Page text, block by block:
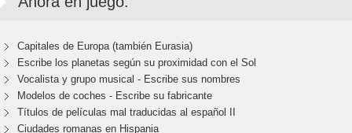
Capitales de Europa (también Eurasia)
Escribe los planetas según su proximidad con el Sol
Vocalista y grupo musical - Escribe sus nombres
Modelos de coches - Escribe su fabricante
Títulos de películas mal traducidas al español II
Ciudades romanas en Hispania